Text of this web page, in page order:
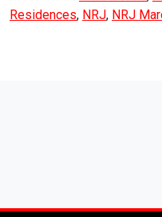
Residences, NRJ, NRJ